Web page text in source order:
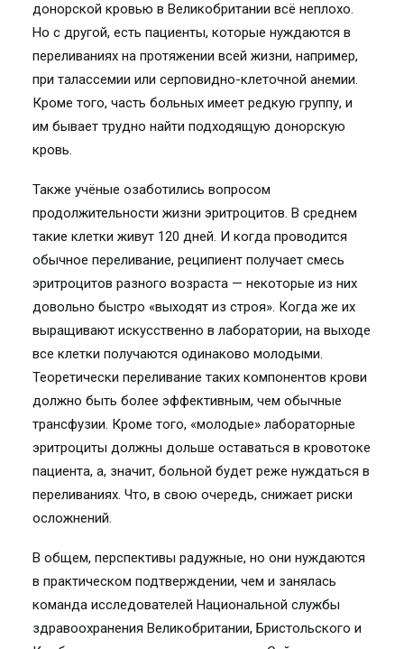
донорской кровью в Великобритании всё неплохо.
Но с другой, есть пациенты, которые нуждаются в
переливаниях на протяжении всей жизни, например,
при талассемии или серповидно-клеточной анемии.
Кроме того, часть больных имеет редкую группу, и
им бывает трудно найти подходящую донорскую
кровь.
Также учёные озаботились вопросом
продолжительности жизни эритроцитов. В среднем
такие клетки живут 120 дней. И когда проводится
обычное переливание, реципиент получает смесь
эритроцитов разного возраста — некоторые из них
довольно быстро «выходят из строя». Когда же их
выращивают искусственно в лаборатории, на выходе
все клетки получаются одинаково молодыми.
Теоретически переливание таких компонентов крови
должно быть более эффективным, чем обычные
трансфузии. Кроме того, «молодые» лабораторные
эритроциты должны дольше оставаться в кровотоке
пациента, а, значит, больной будет реже нуждаться в
переливаниях. Что, в свою очередь, снижает риски
осложнений.
В общем, перспективы радужные, но они нуждаются
в практическом подтверждении, чем и занялась
команда исследователей Национальной службы
здравоохранения Великобритании, Бристольского и